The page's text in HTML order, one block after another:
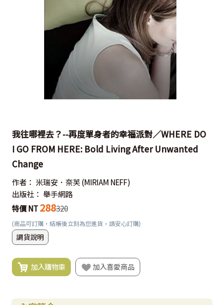
我往哪裡去？--再度單身者的幸福派對／WHERE DO
I GO FROM HERE: Bold Living After Unwanted
Change
作者： 米瑞安．奈芙 (MIRIAM NEFF)
出版社： 舉手網路
特價 NT 288320
(商品可訂購，結帳後立刻為您進貨，請安心訂購)
調貨說明
加入購物車 加入喜愛商品